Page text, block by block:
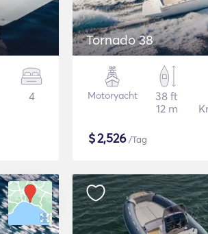
4
Tornado 38
Motoryacht
38 ft
12 m
$2,526/Tag